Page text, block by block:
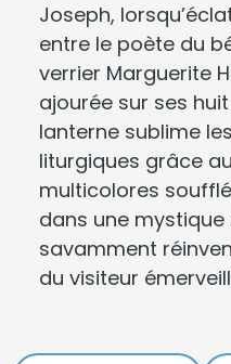
Joseph,
entre le poète du
verrier Marguerite
ajourée sur ses
lanterne sublime
liturgiques grâce
multicolores
dans une mystique
savamment
du visiteur